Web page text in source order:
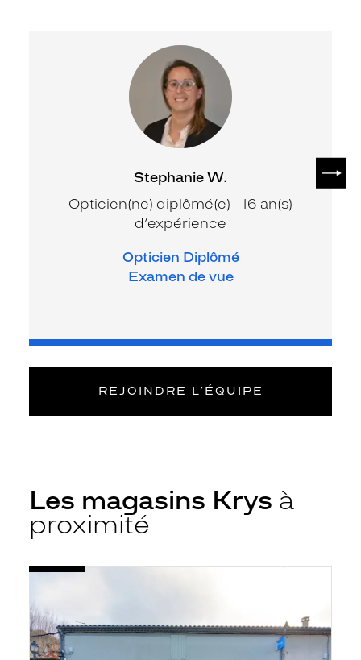
Stephanie W.
Opticien(ne) diplômé(e) - 16 an(s)
d’expérience
Opticien Diplômé
Examen de vue
REJOINDRE L’ÉQUIPE
Les magasins Krys à
proximité
Opticien
Sur
La
Sorgue
Voir
fiche